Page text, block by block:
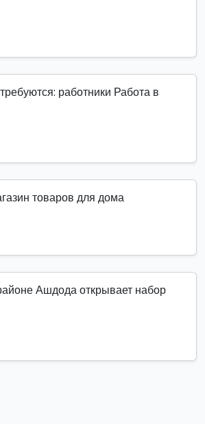
работники Работа в
товаров для дома
Ашдода открывает набор